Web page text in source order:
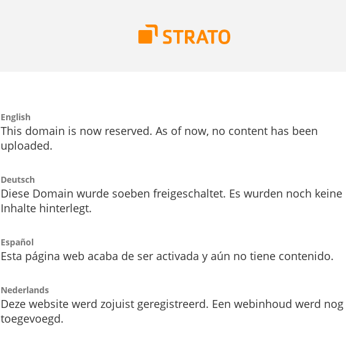
English
This domain is now reserved. As of now, no content has been
uploaded.
Deutsch
Diese Domain wurde soeben freigeschaltet. Es wurden noch keine
Inhalte hinterlegt.
Español
Esta página web acaba de ser activada y aún no tiene contenido.
Nederlands
Deze website werd zojuist geregistreerd. Een webinhoud werd
toegevoegd.